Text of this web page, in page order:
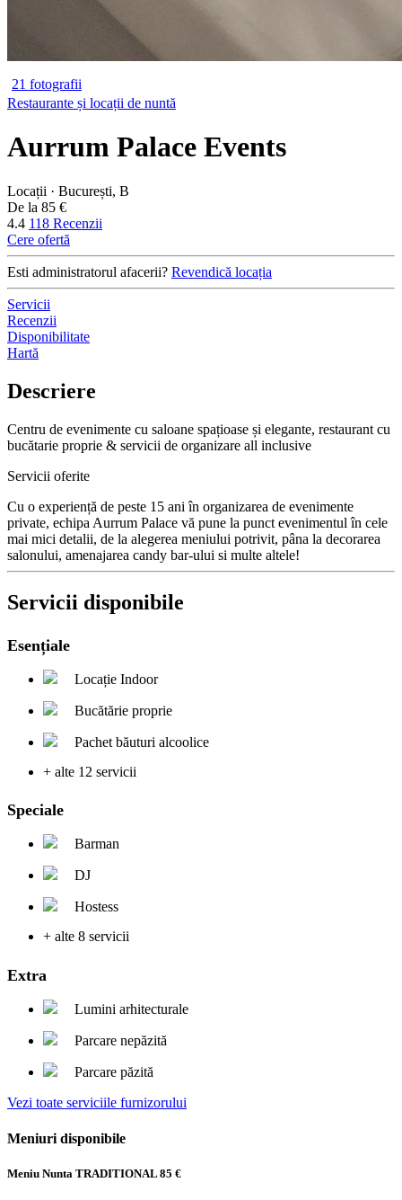
21 fotografii
Restaurante și locații de nuntă
Aurrum Palace Events
Locații · București, B
De la 85 €
4.4 118 Recenzii
Cere ofertă
Esti administratorul afacerii? Revendică locația
Servicii
Recenzii
Disponibilitate
Hartă
Descriere
Centru de evenimente cu saloane spațioase și elegante, restaurant cu
bucătarie proprie & servicii de organizare all inclusive
Servicii oferite
Cu o experiență de peste 15 ani în organizarea de evenimente
private, echipa Aurrum Palace vă pune la punct evenimentul în cele
mai mici detalii, de la alegerea meniului potrivit, pâna la decorarea
salonului, amenajarea candy bar-ului si multe altele!
Servicii disponibile
Esențiale
Locație Indoor
Bucătărie proprie
Pachet băuturi alcoolice
+ alte 12 servicii
Speciale
Barman
DJ
Hostess
+ alte 8 servicii
Extra
Lumini arhitecturale
Parcare nepăzită
Parcare păzită
Vezi toate serviciile furnizorului
Meniuri disponibile
Meniu Nunta TRADITIONAL 85 €